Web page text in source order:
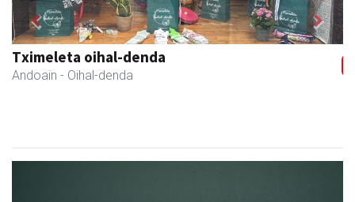
Bastero Kulturgunea
Andoain - Kulturguneak
Previous Next